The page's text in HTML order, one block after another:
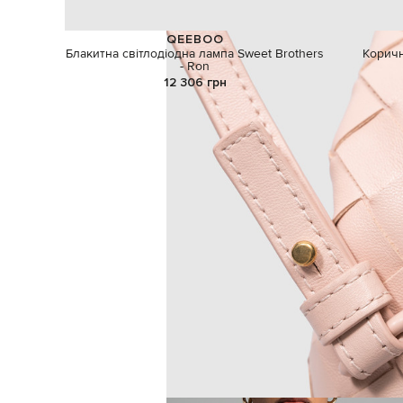
QEEBOO
Блакитна світлодіодна лампа Sweet Brothers
- Ron
12 306 грн